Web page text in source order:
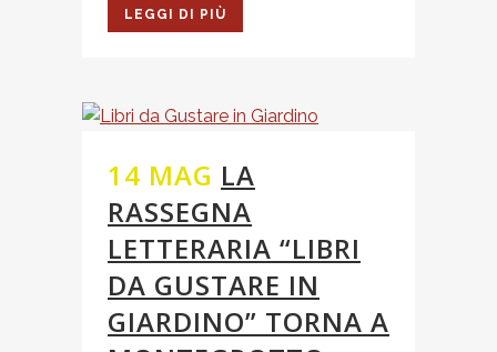
LEGGI DI PIÙ
14 MAG LA
RASSEGNA
LETTERARIA “LIBRI
DA GUSTARE IN
GIARDINO” TORNA A